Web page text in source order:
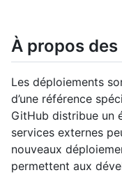
À propos
Les déploiements
d’une référence
GitHub distribue un
services externes
nouveaux
permettent aux